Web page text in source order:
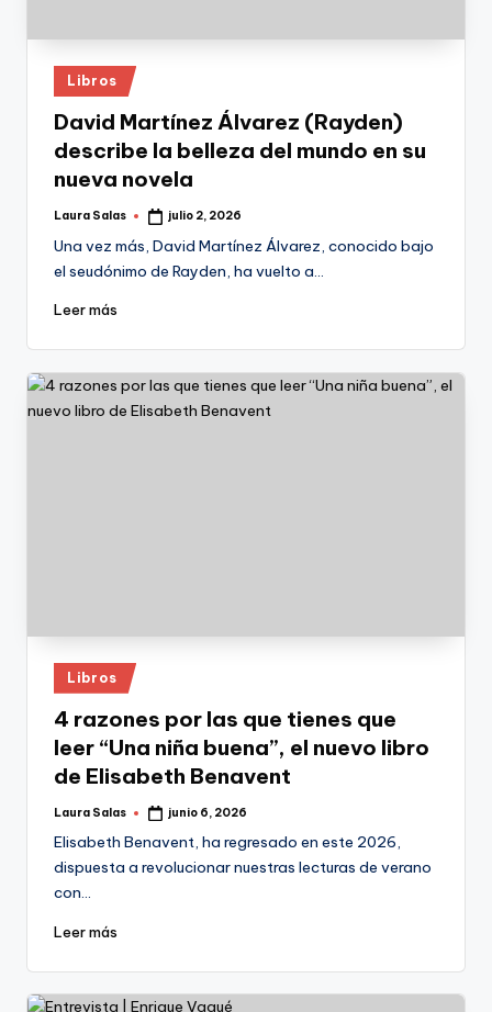
Publicado
en
Libros
David Martínez Álvarez (Rayden)
describe la belleza del mundo en su
nueva novela
Publicado
Laura Salas julio 2, 2026
Una vez más, David Martínez Álvarez, conocido bajo
el seudónimo de Rayden, ha vuelto a…
Leer más
Publicado
en
Libros
4 razones por las que tienes que
leer “Una niña buena”, el nuevo libro
de Elisabeth Benavent
Publicado
Laura Salas junio 6, 2026
Elisabeth Benavent, ha regresado en este 2026,
dispuesta a revolucionar nuestras lecturas de verano
con…
Leer más